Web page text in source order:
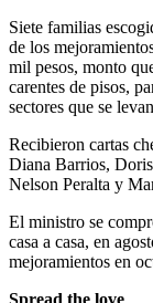
Siete familias
de los
mil pesos, monto
carentes de pisos,
sectores que se
Recibieron cartas
Diana Barrios,
Nelson Peralta y
El ministro se
casa a casa, en
mejoramientos en
Spread the love